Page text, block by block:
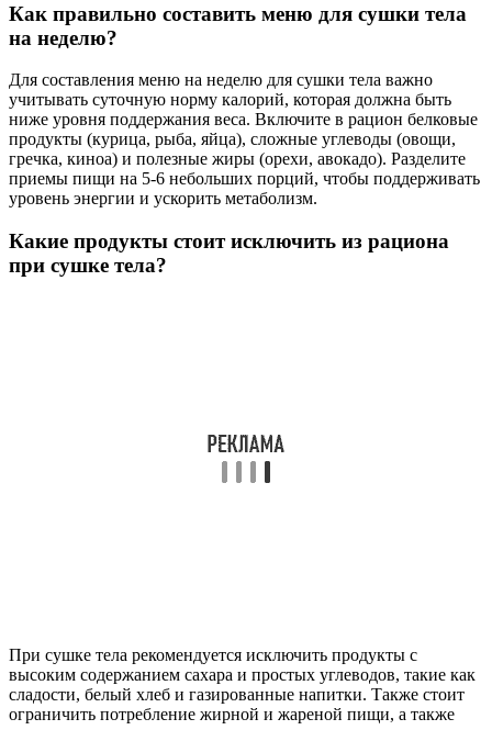
Как правильно составить меню для сушки тела
на неделю?
Для составления меню на неделю для сушки тела важно
учитывать суточную норму калорий, которая должна быть
ниже уровня поддержания веса. Включите в рацион белковые
продукты (курица, рыба, яйца), сложные углеводы (овощи,
гречка, киноа) и полезные жиры (орехи, авокадо). Разделите
приемы пищи на 5-6 небольших порций, чтобы поддерживать
уровень энергии и ускорить метаболизм.
Какие продукты стоит исключить из рациона
при сушке тела?
При сушке тела рекомендуется исключить продукты с
высоким содержанием сахара и простых углеводов, такие как
сладости, белый хлеб и газированные напитки. Также стоит
ограничить потребление жирной и жареной пищи, а также